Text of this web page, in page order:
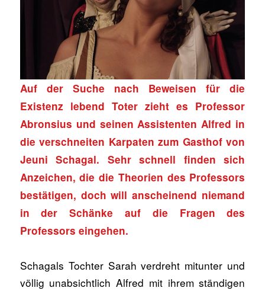
Auf der Suche nach Beweisen für die
Existenz lebend Toter zieht es Professor
Abronsius und seinen Assistenten Alfred in
die verschneiten Karpaten zum Gasthof von
Jeuni Schagal. Sehr schnell finden sich
Anzeichen, die die Theorien des Professors
bestätigen, doch will anscheinend niemand
in der Schänke auf die Fragen des
Professors eingehen.
Schagals Tochter Sarah verdreht mitunter und
völlig unabsichtlich Alfred mit ihrem ständigen